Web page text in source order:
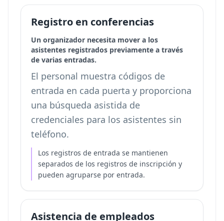
Registro en conferencias
Un organizador necesita mover a los
asistentes registrados previamente a través
de varias entradas.
El personal muestra códigos de
entrada en cada puerta y proporciona
una búsqueda asistida de
credenciales para los asistentes sin
teléfono.
Los registros de entrada se mantienen
separados de los registros de inscripción y
pueden agruparse por entrada.
Asistencia de empleados